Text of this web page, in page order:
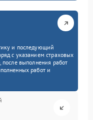
и последующий
с указанием страховых
после выполнения работ
работ и